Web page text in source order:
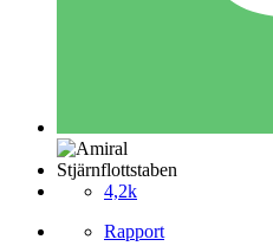
Stjärnflottstaben
4,2k
Rapport